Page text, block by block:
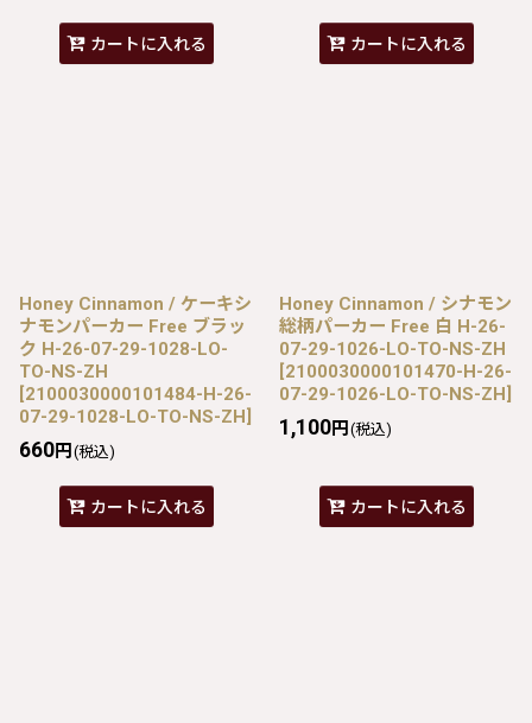
カートに入れる カートに入れる
Honey Cinnamon / ケーキシ
ナモンパーカー Free ブラッ
ク H-26-07-29-1028-LO-
TO-NS-ZH
[2100030000101484-H-26-
07-29-1028-LO-TO-NS-ZH]
660円 (税込)
カートに入れる
Honey Cinnamon / シナモン
総柄パーカー Free 白 H-26-
07-29-1026-LO-TO-NS-ZH
[2100030000101470-H-26-
07-29-1026-LO-TO-NS-ZH]
1,100円 (税込)
カートに入れる